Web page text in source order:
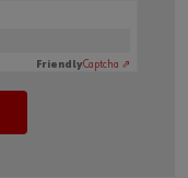
FriendlyCaptcha ⇗